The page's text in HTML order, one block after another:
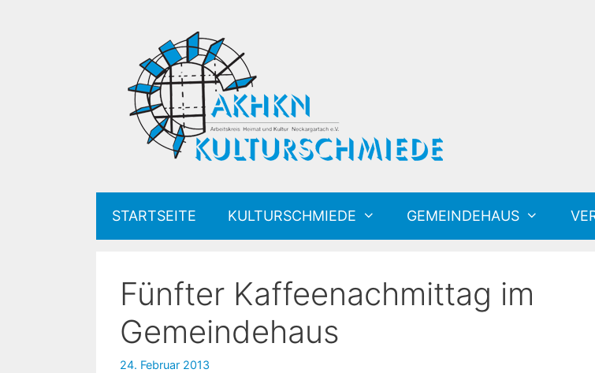
STARTSEITE KULTURSCHMIEDE GEMEINDEHAUS
Fünfter Kaffeenachmittag im
Gemeindehaus
24. Februar 2013